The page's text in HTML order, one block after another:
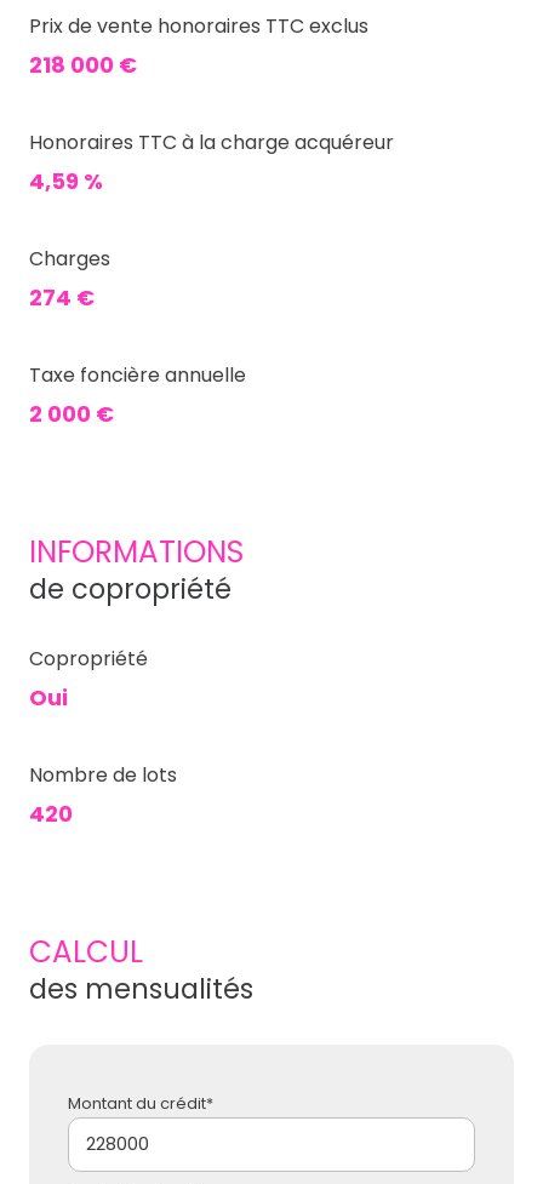
Prix de vente honoraires TTC exclus
218 000 €
Honoraires TTC à la charge acquéreur
4,59 %
Charges
274 €
Taxe foncière annuelle
2 000 €
INFORMATIONS
de copropriété
Copropriété
Oui
Nombre de lots
420
CALCUL
des mensualités
Montant du crédit*